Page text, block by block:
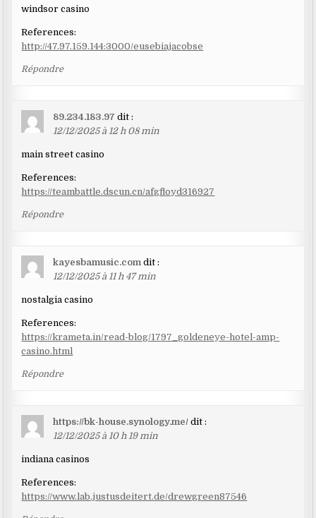
windsor casino
References:
http://47.97.159.144:3000/eusebiajacobse
Répondre
89.234.183.97 dit :
12/12/2025 à 12 h 08 min
main street casino
References:
https://teambattle.dscun.cn/afgfloyd316927
Répondre
kayesbamusic.com dit :
12/12/2025 à 11 h 47 min
nostalgia casino
References:
https://krameta.in/read-blog/1797_goldeneye-hotel-amp-
casino.html
Répondre
https://bk-house.synology.me/ dit :
12/12/2025 à 10 h 19 min
indiana casinos
References:
https://www.lab.justusdeitert.de/drewgreen87546